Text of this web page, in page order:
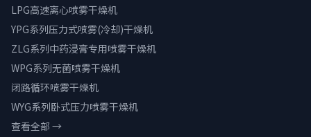
LPG高速离心喷雾干燥机
YPG系列压力式喷雾(冷却)干燥机
ZLG系列中药浸膏专用喷雾干燥机
WPG系列无菌喷雾干燥机
闭路循环喷雾干燥机
WYG系列卧式压力喷雾干燥机
查看全部 →